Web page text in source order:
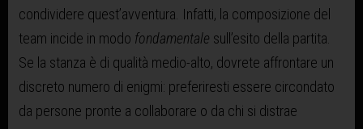
condividere quest’avventura. Infatti, la composizione del
team incide in modo fondamentale sull’esito della partita.
Se la stanza è di qualità medio-alto, dovrete affrontare un
discreto numero di enigmi: preferiresti essere circondato
da persone pronte a collaborare o da chi si distrae